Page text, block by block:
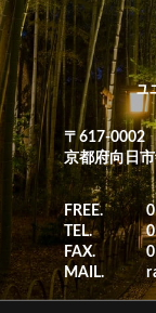
〒617-0002
京都府向日
FREE.
TEL.
FAX.
MAIL.